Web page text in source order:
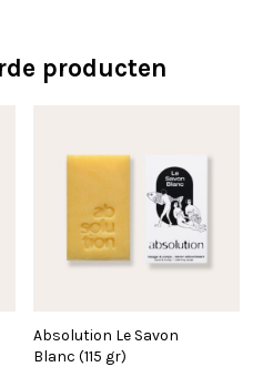
producten
Absolution Le Savon
Blanc (115 gr)